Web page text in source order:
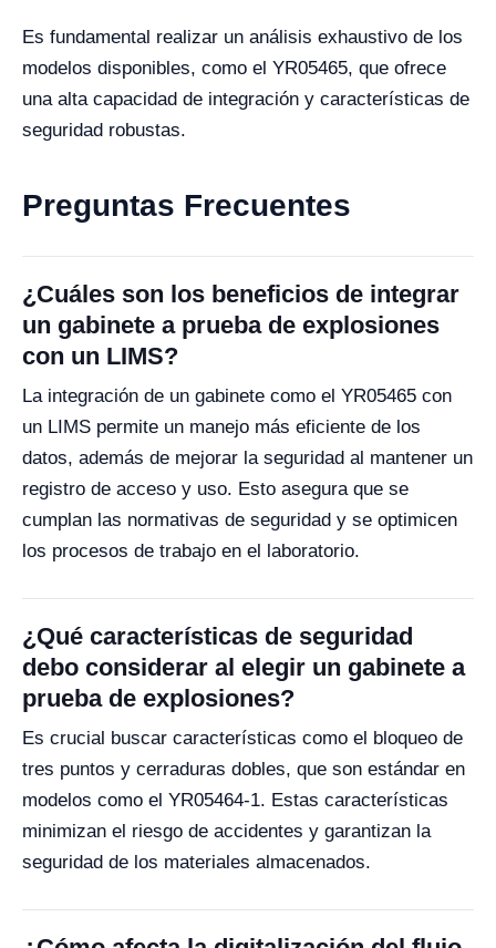
Es fundamental realizar un análisis exhaustivo de los
modelos disponibles, como el YR05465, que ofrece
una alta capacidad de integración y características de
seguridad robustas.
Preguntas Frecuentes
¿Cuáles son los beneficios de integrar
un gabinete a prueba de explosiones
con un LIMS?
La integración de un gabinete como el YR05465 con
un LIMS permite un manejo más eficiente de los
datos, además de mejorar la seguridad al mantener un
registro de acceso y uso. Esto asegura que se
cumplan las normativas de seguridad y se optimicen
los procesos de trabajo en el laboratorio.
¿Qué características de seguridad
debo considerar al elegir un gabinete a
prueba de explosiones?
Es crucial buscar características como el bloqueo de
tres puntos y cerraduras dobles, que son estándar en
modelos como el YR05464-1. Estas características
minimizan el riesgo de accidentes y garantizan la
seguridad de los materiales almacenados.